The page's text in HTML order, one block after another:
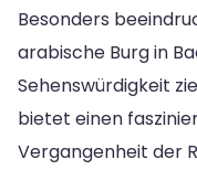
Besonders
arabische Burg in
Sehenswürdigkeit
bietet einen
Vergangenheit der